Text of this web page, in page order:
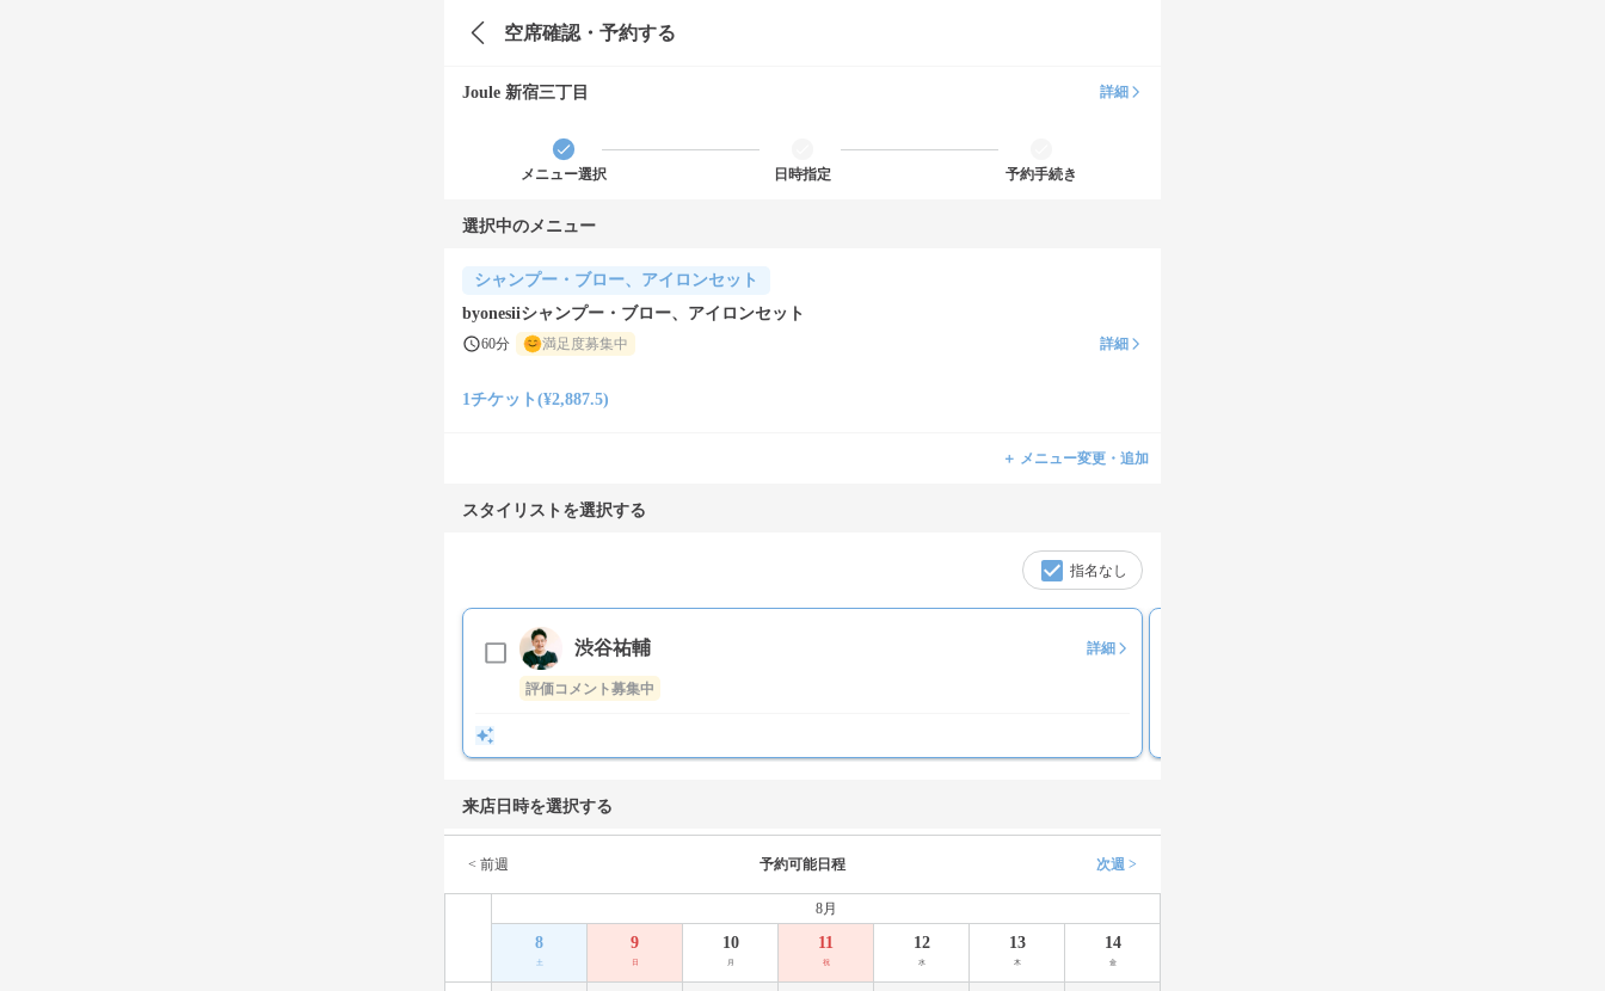
空席確認・予約する
Joule 新宿三丁目 詳細
メニュー選択 日時指定 予約手続き
選択中のメニュー
シャンプー・ブロー、アイロンセット
byonesiiシャンプー・ブロー、アイロンセット
60分 満足度募集中 詳細
1チケット(¥2,887.5)
＋ メニュー変更・追加
スタイリストを選択する
指名なし
渋谷祐輔 詳細
評価コメント募集中
来店日時を選択する
< 前週 予約可能日程 次週 >
8月
8
土
9
日
10
月
11
祝
12
水
13
木
14
金